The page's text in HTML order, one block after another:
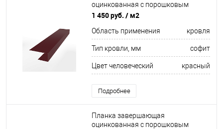
оцинкованная с порошковым
покрытием 0,45мм ширина более
1 450 руб. / м2
Область применения кровля
Тип кровли, мм софит
Цвет человеческий красный
Подробнее
Планка завершающая
оцинкованная с порошковым